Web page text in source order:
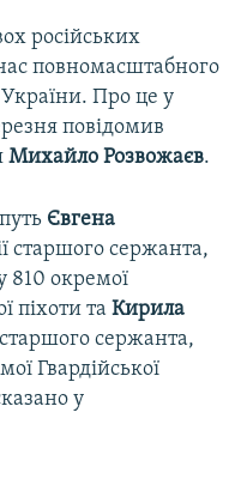
російських
повномасштабного
України. Про це у
повідомив
Михайло Розвожаєв.
Євгена
старшого сержанта,
810 окремої
піхоти та Кирила
старшого сержанта,
Гвардійської
у